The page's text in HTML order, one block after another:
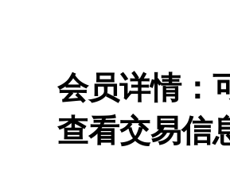
会员详情：
查看交易信